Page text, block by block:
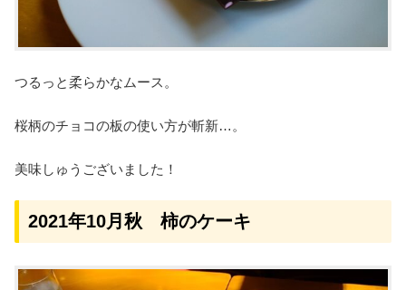
つるっと柔らかなムース。
桜柄のチョコの板の使い方が斬新…。
美味しゅうございました！
2021年10月秋 柿のケーキ